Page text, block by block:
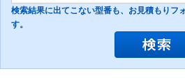
検索結果に出てこない型番も、お見積もりフ
す。